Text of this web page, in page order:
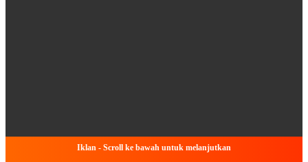
Iklan - Scroll ke bawah untuk melanjutkan